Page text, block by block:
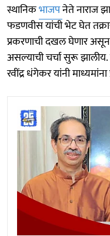
स्थानिकभाजपनेते नाराज
फडणवीस यांची भेट घेत
प्रकरणाची दखल घेणार
असल्याची चर्चा सुरू झालीय.
रवींद्र धंगेकर यांनी